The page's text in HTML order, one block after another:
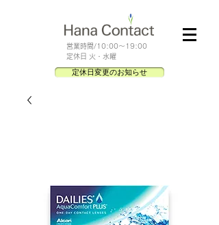
​営業時間/10:00～19:00
定休日 火・水曜
定休日変更のお知らせ